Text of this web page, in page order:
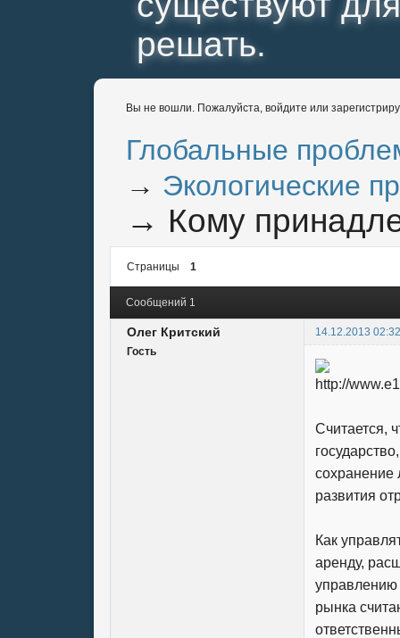
решать.
Вы не вошли. Пожалуйста, войдите или
Глобальные
→ Экологические
→ Кому
Страницы 1
Сообщений 1
Олег Критский
14.12.2013
Гость
Считается,
сохранение
развития
Как
аренду,
управлению
рынка